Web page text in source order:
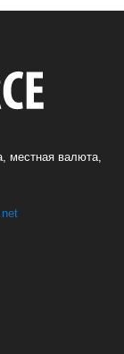
местная валюта,